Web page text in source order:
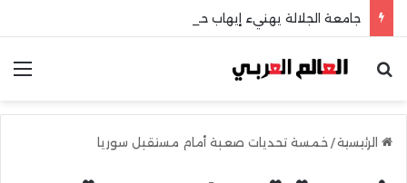
بحث عن
الرئيسية/ خمسة تحديات صعبة أمام مستقبل سوريا